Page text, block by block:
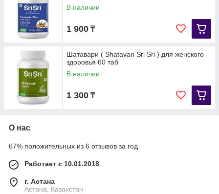
В наличии
1 900 ₸
Шатавари ( Shatavari Sri Sri ) для женского
здоровья 60 таб
В наличии
1 300 ₸
О нас
67% положительных из 6 отзывов за год
Работает с 10.01.2018
г. Астана
Астана, Казахстан